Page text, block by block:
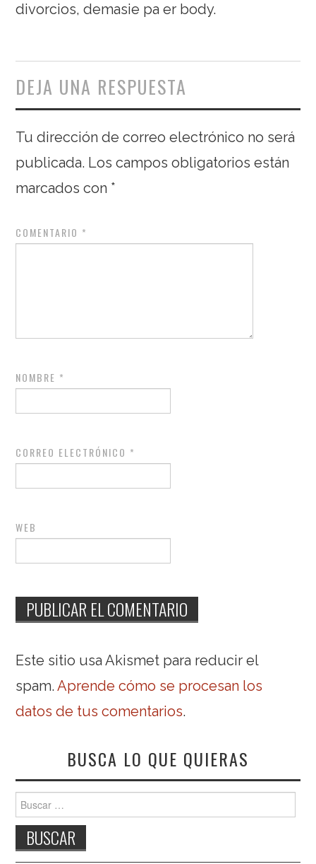
divorcios, demasie pa er body.
DEJA UNA RESPUESTA
Tu dirección de correo electrónico no será
publicada. Los campos obligatorios están
marcados con *
COMENTARIO *
NOMBRE *
CORREO ELECTRÓNICO *
WEB
Este sitio usa Akismet para reducir el
spam.Aprende cómo se procesan los
datos de tus comentarios.
BUSCA LO QUE QUIERAS
Buscar: